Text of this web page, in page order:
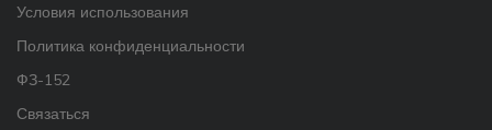
Условия использования
Политика конфиденциальности
ФЗ-152
Связаться